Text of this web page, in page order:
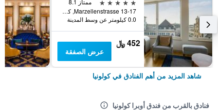
ممتاز 8.1
Marzellenstrasse 13-17, كولونيا, ولاية شمال الراين وستفاليا, ألمانيا
0.0 كيلومتر عن وسط المدينة
452 ﷼
عرض الصفقة
شاهد المزيد من أهم الفنادق في كولونيا
فنادق بالقرب من فندق أوبرا كولونيا